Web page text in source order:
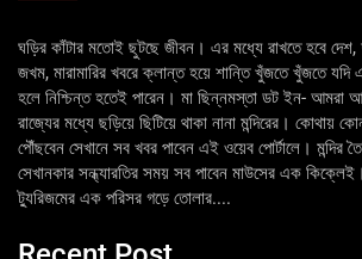
ঘড়ির কাঁটার মতোই ছুটছে জীবন। এর মধ্যে রাখতে হবে
জখম, মারামারির খবরে ক্লান্ত হয়ে শান্তি খুঁজতে খুঁজতে
হলে নিশ্চিন্ত হতেই পারেন। মা ছিন্নমস্তা ডট ইন- আমরা
রাজ্যের মধ্যে ছড়িয়ে ছিটিয়ে থাকা নানা মন্দিরের। কোথায়
পৌঁছবেন সেখানে সব খবর পাবেন এই ওয়েব পোর্টালে। মন্দির
সেখানকার সন্ধ্যারতির সময় সব পাবেন মাউসের এক কিক্লেই।
ট্যুরিজমের এক পরিসর গড়ে তোলার....